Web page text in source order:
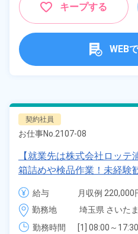
キープする
WEB
契約社員
お仕事No. 2107-08
【就業先は株式会社ロッ
箱詰めや検品作業！未経
い年齢の男女活躍中！1食
空調完備で働きやすい！正
♪《埼玉県さいたま市南区》
給与
月収例 220,000
時給 1,300円～
勤務地
埼玉県 さいた
勤務時間
[1] 08:00～17:30